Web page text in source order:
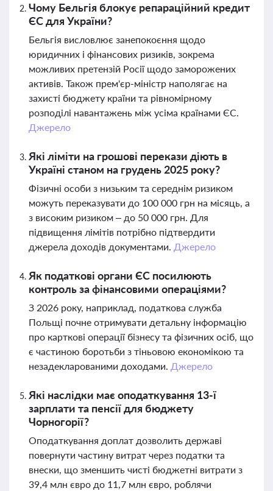
Чому Бельгія блокує репараційний кредит
ЄС для України?
Бельгія висловлює занепокоєння щодо
юридичних і фінансових ризиків, зокрема
можливих претензій Росії щодо заморожених
активів. Також прем'єр-міністр наполягає на
захисті бюджету країни та рівномірному
розподілі навантажень між усіма країнами ЄС.
Джерело
Які ліміти на грошові перекази діють в
Україні станом на грудень 2025 року?
Фізичні особи з низьким та середнім ризиком
можуть переказувати до 100 000 грн на місяць, а
з високим ризиком – до 50 000 грн. Для
підвищення лімітів потрібно підтвердити
джерела доходів документами. Джерело
Як податкові органи ЄС посилюють
контроль за фінансовими операціями?
З 2026 року, наприклад, податкова служба
Польщі почне отримувати детальну інформацію
про карткові операції бізнесу та фізичних осіб, що
є частиною боротьби з тіньовою економікою та
незадекларованими доходами. Джерело
Які наслідки має оподаткування 13-ї
зарплати та пенсії для бюджету
Чорногорії?
Оподаткування доплат дозволить державі
повернути частину витрат через податки та
внески, що зменшить чисті бюджетні витрати з
39,4 млн євро до 11,7 млн євро, роблячи